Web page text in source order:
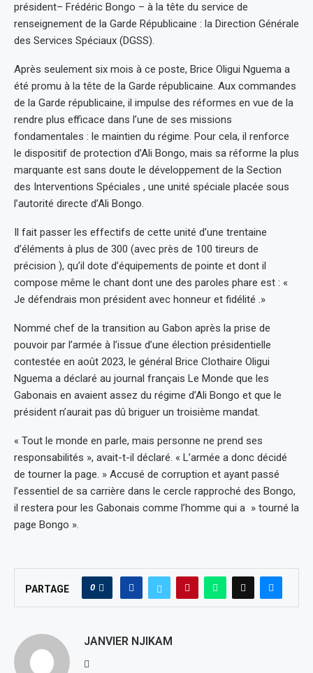
président– Frédéric Bongo – à la tête du service de
renseignement de la Garde Républicaine : la Direction Générale
des Services Spéciaux (DGSS).
Après seulement six mois à ce poste, Brice Oligui Nguema a
été promu à la tête de la Garde républicaine. Aux commandes
de la Garde républicaine, il impulse des réformes en vue de la
rendre plus efficace dans l’une de ses missions
fondamentales : le maintien du régime. Pour cela, il renforce
le dispositif de protection d’Ali Bongo, mais sa réforme la plus
marquante est sans doute le développement de la Section
des Interventions Spéciales , une unité spéciale placée sous
l’autorité directe d’Ali Bongo.
Il fait passer les effectifs de cette unité d’une trentaine
d’éléments à plus de 300 (avec près de 100 tireurs de
précision ), qu’il dote d’équipements de pointe et dont il
compose même le chant dont une des paroles phare est : «
Je défendrais mon président avec honneur et fidélité .»
Nommé chef de la transition au Gabon après la prise de
pouvoir par l’armée à l’issue d’une élection présidentielle
contestée en août 2023, le général Brice Clothaire Oligui
Nguema a déclaré au journal français Le Monde que les
Gabonais en avaient assez du régime d’Ali Bongo et que le
président n’aurait pas dû briguer un troisième mandat.
« Tout le monde en parle, mais personne ne prend ses
responsabilités », avait-t-il déclaré. « L’armée a donc décidé
de tourner la page. » Accusé de corruption et ayant passé
l’essentiel de sa carrière dans le cercle rapproché des Bongo,
il restera pour les Gabonais comme l’homme qui a » tourné la
page Bongo ».
PARTAGE 0
JANVIER NJIKAM